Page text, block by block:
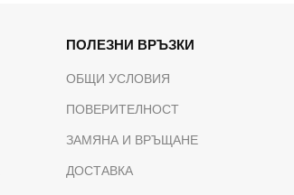
ПОЛЕЗНИ ВРЪЗКИ
ОБЩИ УСЛОВИЯ
ПОВЕРИТЕЛНОСТ
ЗАМЯНА И ВРЪЩАНЕ
ДОСТАВКА